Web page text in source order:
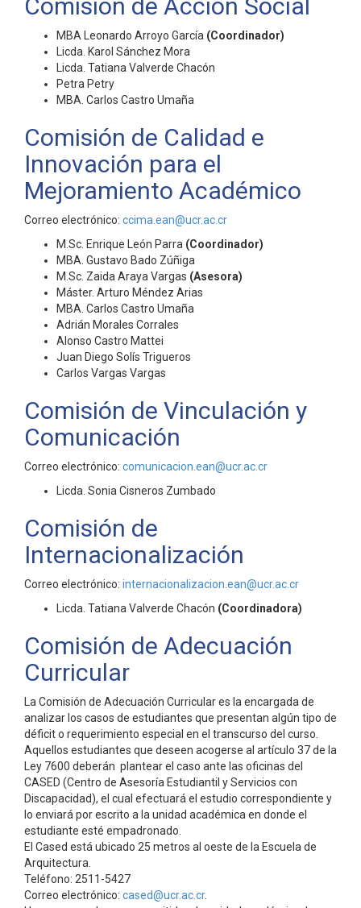
Comisión de Acción Social
MBA Leonardo Arroyo García (Coordinador)
Licda. Karol Sánchez Mora
Licda. Tatiana Valverde Chacón
Petra Petry
MBA. Carlos Castro Umaña
Comisión de Calidad e
Innovación para el
Mejoramiento Académico
Correo electrónico: ccima.ean@ucr.ac.cr
M.Sc. Enrique León Parra (Coordinador)
MBA. Gustavo Bado Zúñiga
M.Sc. Zaida Araya Vargas (Asesora)
Máster. Arturo Méndez Arias
MBA. Carlos Castro Umaña
Adrián Morales Corrales
Alonso Castro Mattei
Juan Diego Solís Trigueros
Carlos Vargas Vargas
Comisión de Vinculación y
Comunicación
Correo electrónico: comunicacion.ean@ucr.ac.cr
Licda. Sonia Cisneros Zumbado
Comisión de
Internacionalización
Correo electrónico: internacionalizacion.ean@ucr.ac.cr
Licda. Tatiana Valverde Chacón (Coordinadora)
Comisión de Adecuación
Curricular
La Comisión de Adecuación Curricular es la encargada de
analizar los casos de estudiantes que presentan algún tipo de
déficit o requerimiento especial en el transcurso del curso.
Aquellos estudiantes que deseen acogerse al artículo 37 de la
Ley 7600 deberán plantear el caso ante las oficinas del
CASED (Centro de Asesoría Estudiantil y Servicios con
Discapacidad), el cual efectuará el estudio correspondiente y
lo enviará por escrito a la unidad académica en donde el
estudiante esté empadronado.
El Cased está ubicado 25 metros al oeste de la Escuela de
Arquitectura.
Teléfono: 2511-5427
Correo electrónico: cased@ucr.ac.cr.